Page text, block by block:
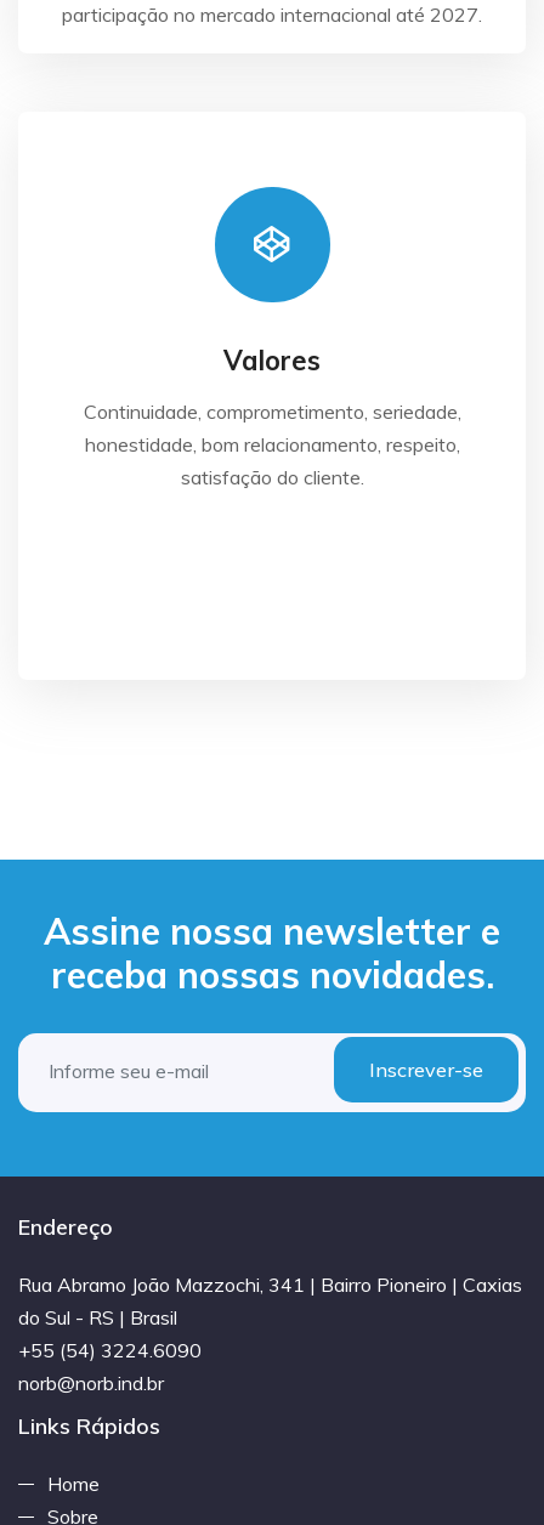
participação no mercado internacional até 2027.
Valores
Continuidade, comprometimento, seriedade,
honestidade, bom relacionamento, respeito,
satisfação do cliente.
Assine nossa newsletter e
receba nossas novidades.
Inscrever-se
Endereço
Rua Abramo João Mazzochi, 341 | Bairro Pioneiro | Caxias
do Sul - RS | Brasil
+55 (54) 3224.6090
norb@norb.ind.br
Links Rápidos
Home
Sobre